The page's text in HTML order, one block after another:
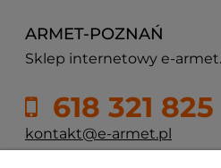
ARMET-POZNAŃ
Sklep internetowy e-
618 321 825
kontakt@e-armet.pl